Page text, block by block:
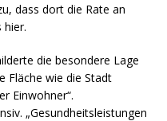
dass dort die Rate an
hier.
die besondere Lage
Fläche wie die Stadt
Einwohner“.
„Gesundheitsleistungen